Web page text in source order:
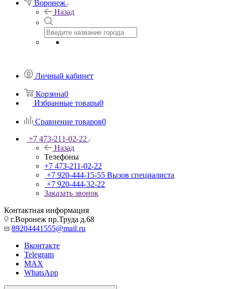
Воронеж
Назад
Личный кабинет
Корзина0
Избранные товары0
Сравнение товаров0
+7 473-211-02-22
Назад
Телефоны
+7 473-211-02-22
+7 920-444-15-55 Вызов специалиста
+7 920-444-32-22
Заказать звонок
Контактная информация
г.Воронеж пр.Труда д.68
89204441555@mail.ru
Вконтакте
Telegram
MAX
WhatsApp